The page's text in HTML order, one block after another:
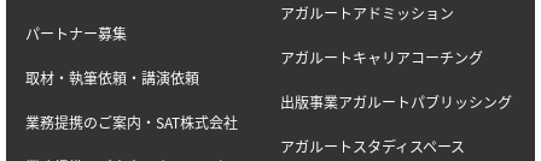
パートナー募集
取材・執筆依頼・講演依頼
業務提携のご案内・SAT株式会社
アガルートアドミッション
アガルートキャリアコーチング
出版事業アガルートパブリッシング
アガルートスタディスペース